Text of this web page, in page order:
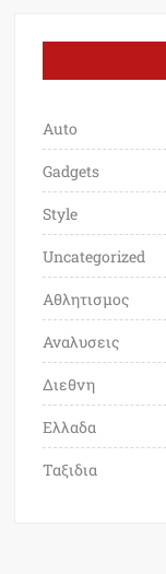
Auto
Gadgets
Style
Uncategorized
Αθλητισμος
Αναλυσεις
Διεθνη
Ελλαδα
Ταξιδια